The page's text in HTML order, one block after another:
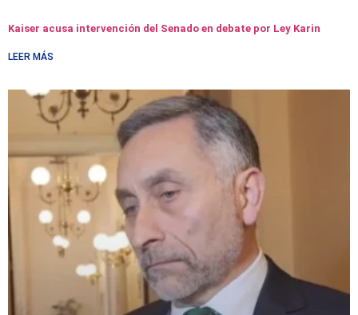
Kaiser acusa intervención del Senado en debate por Ley Karin
LEER MÁS